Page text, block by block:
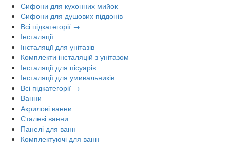
Сифони для кухонних мийок
Сифони для душових піддонів
Всі підкатегорії →
Інсталяції
Інсталяції для унітазів
Комплекти інсталяцій з унітазом
Інсталяції для пісуарів
Інсталяції для умивальників
Всі підкатегорії →
Ванни
Акрилові ванни
Сталеві ванни
Панелі для ванн
Комплектуючі для ванн